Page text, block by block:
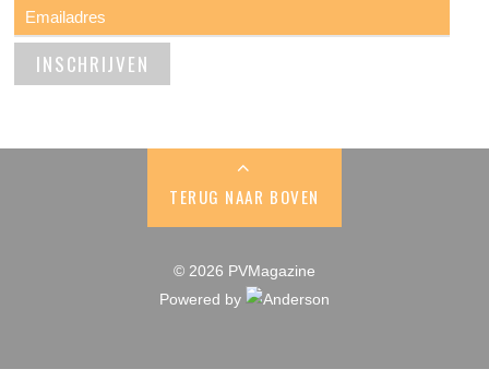
TERUG NAAR BOVEN
© 2026 PVMagazine
Powered by